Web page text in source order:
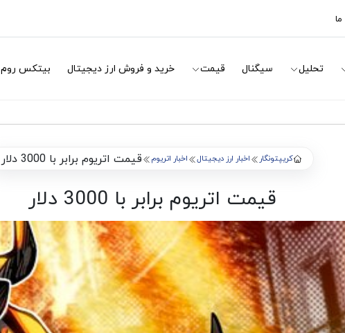
ما
تحلیل سیگنال قیمت خرید و فروش ارز دیجیتال بیتکس روم
کریپتونگار اخبار ارز دیجیتال اخبار اتریوم قیمت اتریوم برابر با 3000 دلار
قیمت اتریوم برابر با 3000 دلار